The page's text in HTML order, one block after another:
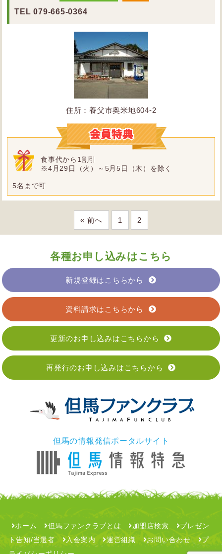
TEL 079-665-0364
住所：養父市奥米地604-2
食事代から1割引
※4月29日（火）～5月5日（木）を除く
5名まで可
« 前へ 1 2
各種お申し込みはこちら
新規登録はこちらから
資料請求はこちらから
更新のお申し込みはこちらから
再発行のお申し込みはこちらから
但馬の情報発信ポータルサイト
ホーム 但馬ファンクラブとは 加盟店検索
プレゼン
ト告知/当選者
入会案内 運営組織 お問い合わせ
プ